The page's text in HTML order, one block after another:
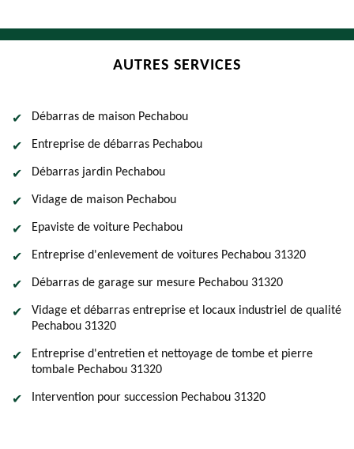
AUTRES SERVICES
Débarras de maison Pechabou
Entreprise de débarras Pechabou
Débarras jardin Pechabou
Vidage de maison Pechabou
Epaviste de voiture Pechabou
Entreprise d'enlevement de voitures Pechabou 31320
Débarras de garage sur mesure Pechabou 31320
Vidage et débarras entreprise et locaux industriel de qualité
Pechabou 31320
Entreprise d'entretien et nettoyage de tombe et pierre
tombale Pechabou 31320
Intervention pour succession Pechabou 31320